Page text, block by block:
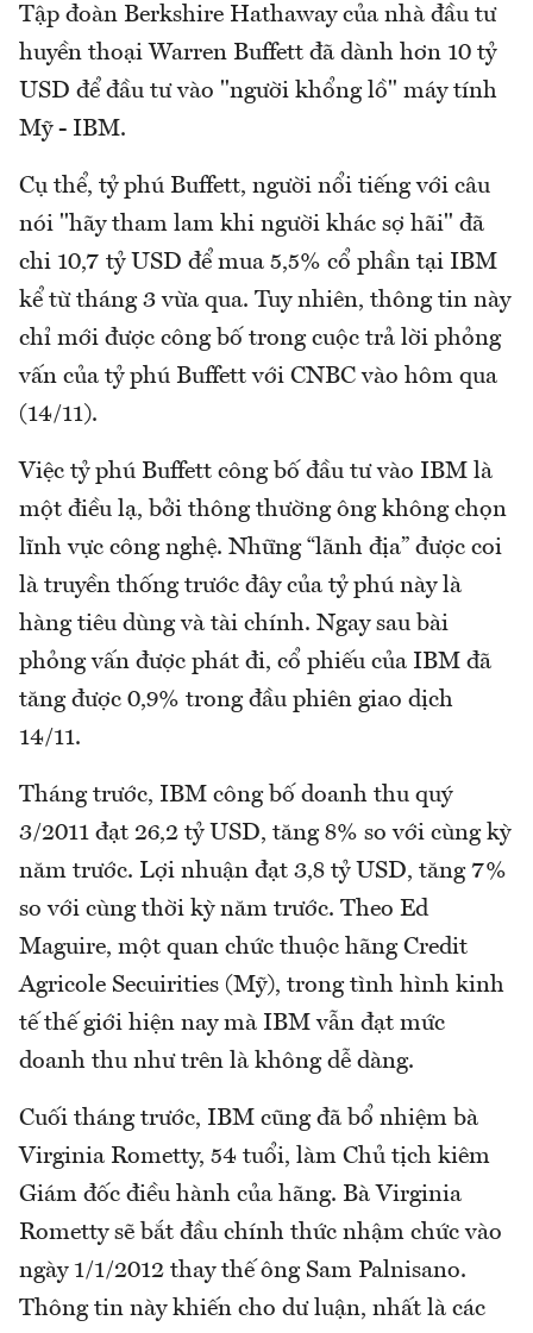
Tập đoàn Berkshire Hathaway của nhà đầu tư
huyền thoại Warren Buffett đã dành hơn 10 tỷ
USD để đầu tư vào "người khổng lồ" máy tính
Mỹ - IBM.
Cụ thể, tỷ phú Buffett, người nổi tiếng với câu
nói "hãy tham lam khi người khác sợ hãi" đã
chi 10,7 tỷ USD để mua 5,5% cổ phần tại IBM
kể từ tháng 3 vừa qua. Tuy nhiên, thông tin này
chỉ mới được công bố trong cuộc trả lời phỏng
vấn của tỷ phú Buffett với CNBC vào hôm qua
(14/11).
Việc tỷ phú Buffett công bố đầu tư vào IBM là
một điều lạ, bởi thông thường ông không chọn
lĩnh vực công nghệ. Những “lãnh địa” được coi
là truyền thống trước đây của tỷ phú này là
hàng tiêu dùng và tài chính. Ngay sau bài
phỏng vấn được phát đi, cổ phiếu của IBM đã
tăng được 0,9% trong đầu phiên giao dịch
14/11.
Tháng trước, IBM công bố doanh thu quý
3/2011 đạt 26,2 tỷ USD, tăng 8% so với cùng kỳ
năm trước. Lợi nhuận đạt 3,8 tỷ USD, tăng 7%
so với cùng thời kỳ năm trước. Theo Ed
Maguire, một quan chức thuộc hãng Credit
Agricole Secuirities (Mỹ), trong tình hình kinh
tế thế giới hiện nay mà IBM vẫn đạt mức
doanh thu như trên là không dễ dàng.
Cuối tháng trước, IBM cũng đã bổ nhiệm bà
Virginia Rometty, 54 tuổi, làm Chủ tịch kiêm
Giám đốc điều hành của hãng. Bà Virginia
Rometty sẽ bắt đầu chính thức nhậm chức vào
ngày 1/1/2012 thay thế ông Sam Palnisano.
Thông tin này khiến cho dư luận, nhất là các